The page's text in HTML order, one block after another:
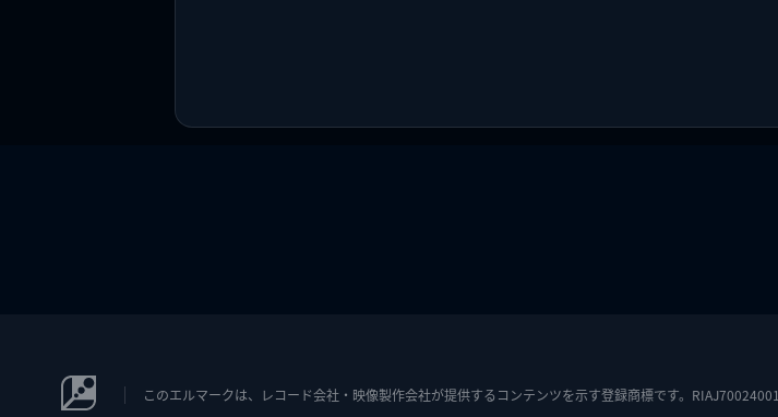
このエルマークは、レコード会社・映像製作会社が提供するコンテンツを示す登録商標です。RIAJ70024001